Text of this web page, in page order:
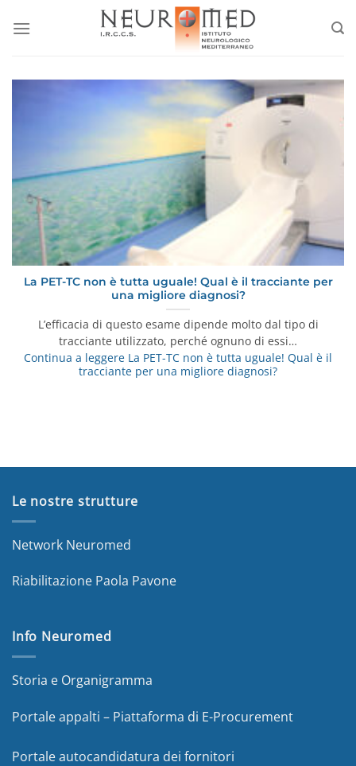
La PET-TC non è tutta uguale! Qual è il tracciante per
una migliore diagnosi?
L’efficacia di questo esame dipende molto dal tipo di
tracciante utilizzato, perché ognuno di essi…
Continua a leggere La PET-TC non è tutta uguale! Qual è il
tracciante per una migliore diagnosi?
Le nostre strutture
Network Neuromed
Riabilitazione Paola Pavone
Info Neuromed
Storia e Organigramma
Portale appalti – Piattaforma di E-Procurement
Portale autocandidatura dei fornitori